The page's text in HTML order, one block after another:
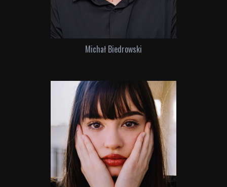
Michał Biedrowski